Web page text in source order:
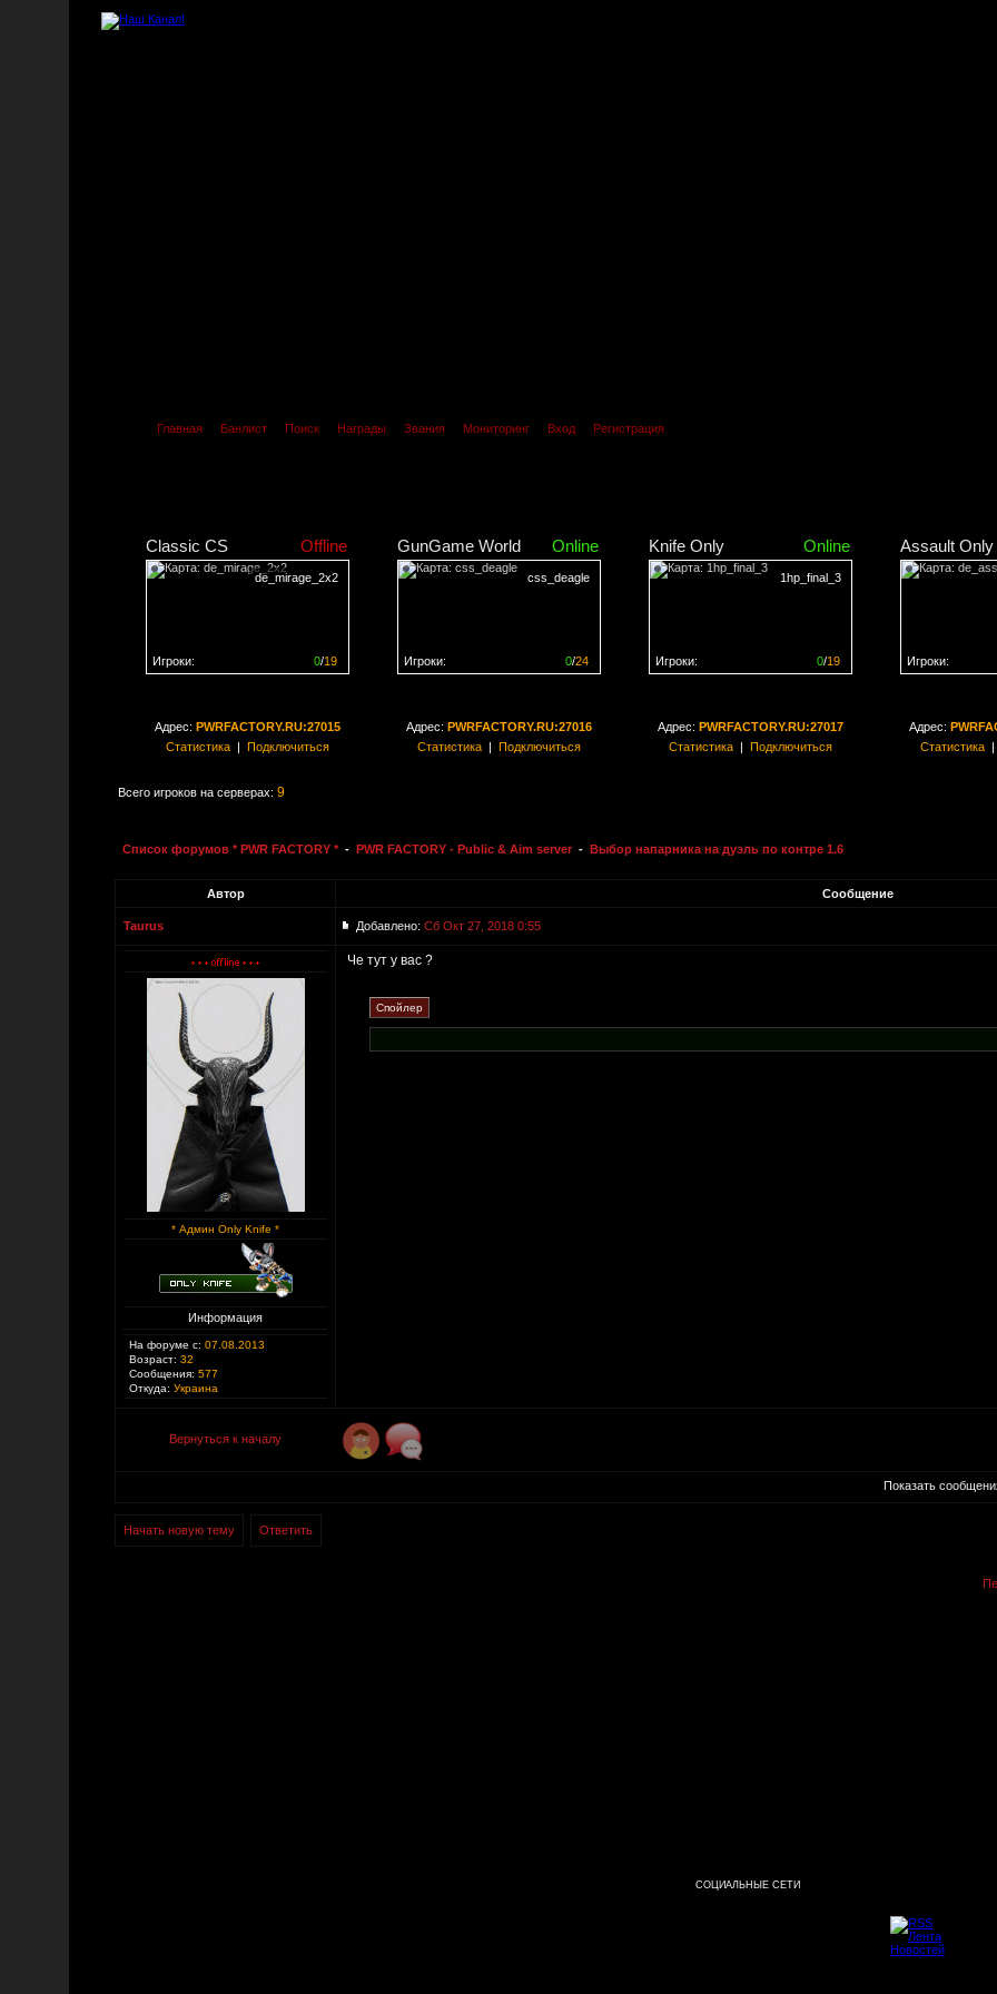
Главная Банлист Поиск Награды Звания Мониторинг Вход Регистрация
Classic CS Offline
de_mirage_2x2
0/19
Игроки:
GunGame World Online
css_deagle
0/24
Игроки:
Knife Only Online
1hp_final_3
0/19
Игроки:
Assault Only
Игроки:
Адрес: PWRFACTORY.RU:27015
Статистика| Подключиться
Адрес: PWRFACTORY.RU:27016
Статистика| Подключиться
Адрес: PWRFACTORY.RU:27017
Статистика| Подключиться
Адрес:
Статистика
Всего игроков на серверах: 9
Список форумов * PWR FACTORY * - PWR FACTORY - Public & Aim server - Выбор напарника на дуэль по контре 1.6
Автор Сообщение
Taurus Добавлено: Сб Окт 27, 2018 0:55
* Админ Only Knife *
Информация
На форуме с: 07.08.2013
Возраст: 32
Сообщения: 577
Откуда: Украина
Че тут у вас ?
Вернуться к началу
Показать
Начать новую тему Ответить
СОЦИАЛЬНЫЕ СЕТИ